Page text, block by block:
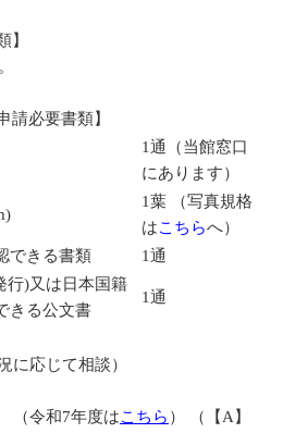
】
請必要書類】
1通（当館窓口
にあります）
1葉 （写真規格
はこちらへ）
できる書類 1通
行)又は日本国籍
きる公文書
1通
に応じて相談）
（令和7年度はこちら ） （【A】